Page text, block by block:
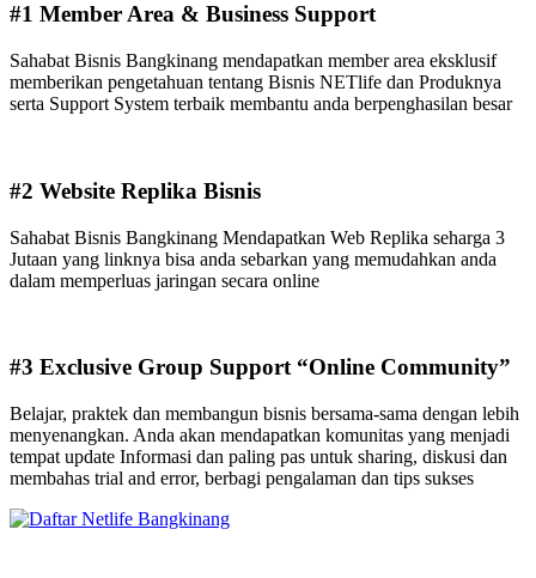
#1 Member Area & Business Support
Sahabat Bisnis Bangkinang mendapatkan member area eksklusif
memberikan pengetahuan tentang Bisnis NETlife dan Produknya
serta Support System terbaik membantu anda berpenghasilan besar
#2 Website Replika Bisnis
Sahabat Bisnis Bangkinang Mendapatkan Web Replika seharga 3
Jutaan yang linknya bisa anda sebarkan yang memudahkan anda
dalam memperluas jaringan secara online
#3 Exclusive Group Support “Online Community”
Belajar, praktek dan membangun bisnis bersama-sama dengan lebih
menyenangkan. Anda akan mendapatkan komunitas yang menjadi
tempat update Informasi dan paling pas untuk sharing, diskusi dan
membahas trial and error, berbagi pengalaman dan tips sukses